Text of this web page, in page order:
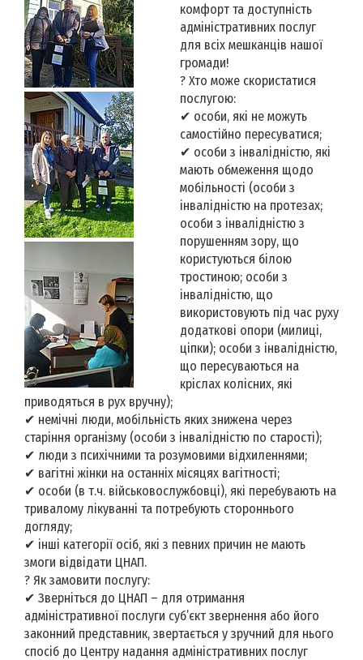
комфорт та доступність
адміністративних послуг
для всіх мешканців нашої
громади!
? Хто може скористатися
послугою:
✔ особи, які не можуть
самостійно пересуватися;
✔ особи з інвалідністю, які
мають обмеження щодо
мобільності (особи з
інвалідністю на протезах;
особи з інвалідністю з
порушенням зору, що
користуються білою
тростиною; особи з
інвалідністю, що
використовують під час руху
додаткові опори (милиці,
ціпки); особи з інвалідністю,
що пересуваються на
кріслах колісних, які
приводяться в рух вручну);
✔ немічні люди, мобільність яких знижена через
старіння організму (особи з інвалідністю по старості);
✔ люди з психічними та розумовими відхиленнями;
✔ вагітні жінки на останніх місяцях вагітності;
✔ особи (в т.ч. військовослужбовці), які перебувають на
тривалому лікуванні та потребують стороннього
догляду;
✔ інші категорії осіб, які з певних причин не мають
змоги відвідати ЦНАП.
? Як замовити послугу:
✔ Зверніться до ЦНАП – для отримання
адміністративної послуги суб’єкт звернення або його
законний представник, звертається у зручний для нього
спосіб до Центру надання адміністративних послуг